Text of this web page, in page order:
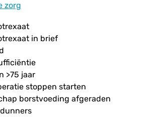
zorg
in brief
>75 jaar
stoppen starten
borstvoeding afgeraden